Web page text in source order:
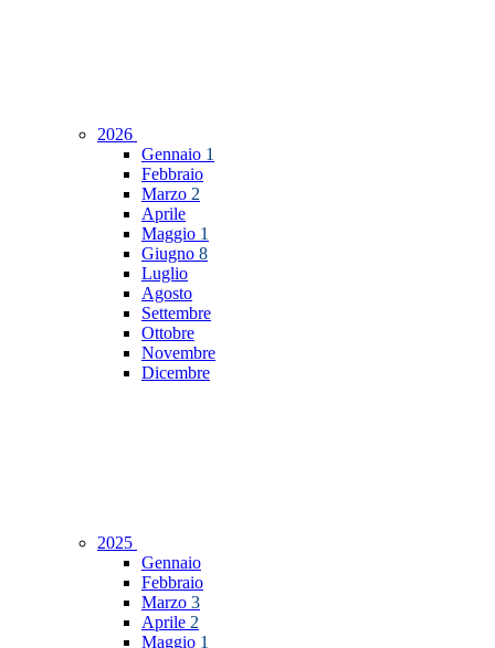
2026
Gennaio 1
Febbraio
Marzo 2
Aprile
Maggio 1
Giugno 8
Luglio
Agosto
Settembre
Ottobre
Novembre
Dicembre
2025
Gennaio
Febbraio
Marzo 3
Aprile 2
Maggio 1